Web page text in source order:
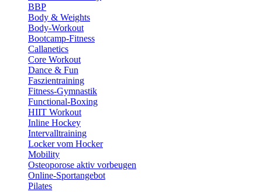
BBP
Body & Weights
Body-Workout
Bootcamp-Fitness
Callanetics
Core Workout
Dance & Fun
Faszientraining
Fitness-Gymnastik
Functional-Boxing
HIIT Workout
Inline Hockey
Intervalltraining
Locker vom Hocker
Mobility
Osteoporose aktiv vorbeugen
Online-Sportangebot
Pilates